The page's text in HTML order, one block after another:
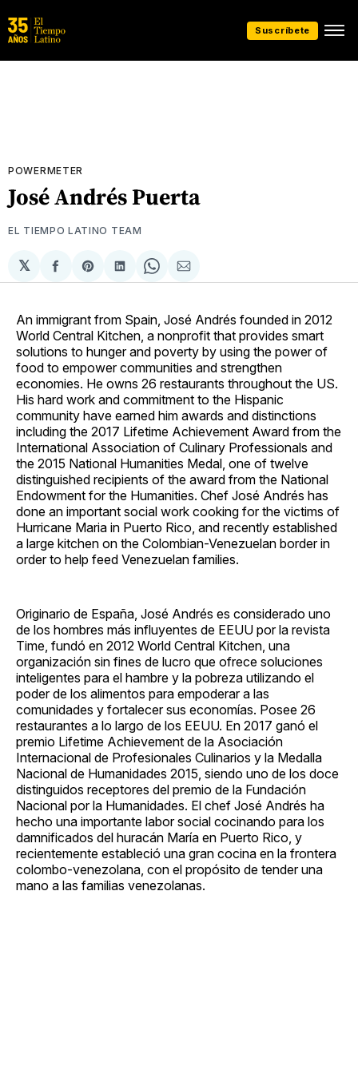
Suscríbete
POWERMETER
José Andrés Puerta
EL TIEMPO LATINO TEAM
𝕏
Compartir
en
Share
on
Compartir
en
Share
on
Compartir
via
An immigrant from Spain, José Andrés founded in 2012
World Central Kitchen, a nonprofit that provides smart
solutions to hunger and poverty by using the power of
food to empower communities and strengthen
economies. He owns 26 restaurants throughout the US.
His hard work and commitment to the Hispanic
community have earned him awards and distinctions
including the 2017 Lifetime Achievement Award from the
International Association of Culinary Professionals and
the 2015 National Humanities Medal, one of twelve
distinguished recipients of the award from the National
Endowment for the Humanities. Chef José Andrés has
done an important social work cooking for the victims of
Hurricane Maria in Puerto Rico, and recently established
a large kitchen on the Colombian-Venezuelan border in
order to help feed Venezuelan families.
Originario de España, José Andrés es considerado uno
de los hombres más influyentes de EEUU por la revista
Time, fundó en 2012 World Central Kitchen, una
organización sin fines de lucro que ofrece soluciones
inteligentes para el hambre y la pobreza utilizando el
poder de los alimentos para empoderar a las
comunidades y fortalecer sus economías. Posee 26
restaurantes a lo largo de los EEUU. En 2017 ganó el
premio Lifetime Achievement de la Asociación
Internacional de Profesionales Culinarios y la Medalla
Nacional de Humanidades 2015, siendo uno de los doce
distinguidos receptores del premio de la Fundación
Nacional por la Humanidades. El chef José Andrés ha
hecho una importante labor social cocinando para los
damnificados del huracán María en Puerto Rico, y
recientemente estableció una gran cocina en la frontera
colombo-venezolana, con el propósito de tender una
mano a las familias venezolanas.